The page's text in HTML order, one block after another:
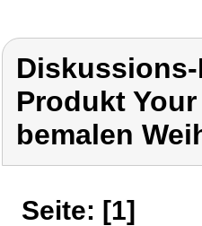
Produkt
bemalen
Seite: [1]